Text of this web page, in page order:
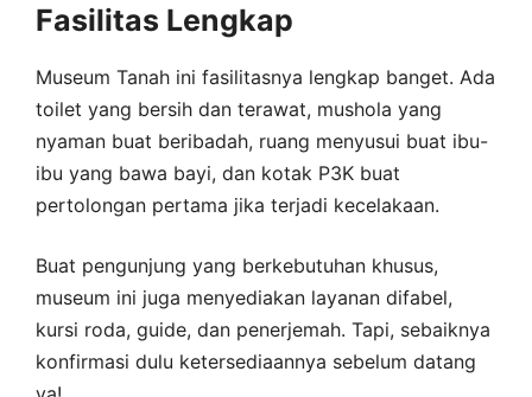
Fasilitas Lengkap
Museum Tanah ini fasilitasnya lengkap banget. Ada
toilet yang bersih dan terawat, mushola yang
nyaman buat beribadah, ruang menyusui buat ibu-
ibu yang bawa bayi, dan kotak P3K buat
pertolongan pertama jika terjadi kecelakaan.
Buat pengunjung yang berkebutuhan khusus,
museum ini juga menyediakan layanan difabel,
kursi roda, guide, dan penerjemah. Tapi, sebaiknya
konfirmasi dulu ketersediaannya sebelum datang